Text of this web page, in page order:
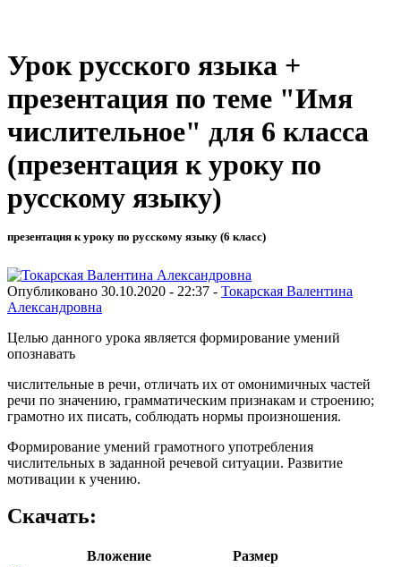
Урок русского языка +
презентация по теме "Имя
числительное" для 6 класса
(презентация к уроку по
русскому языку)
презентация к уроку по русскому языку (6 класс)
Опубликовано 30.10.2020 - 22:37 - Токарская Валентина
Александровна
Целью данного урока является формирование умений
опознавать
числительные в речи, отличать их от омонимичных частей
речи по значению, грамматическим признакам и строению;
грамотно их писать, соблюдать нормы произношения.
Формирование умений грамотного употребления
числительных в заданной речевой ситуации. Развитие
мотивации к учению.
Скачать:
Вложение
Размер